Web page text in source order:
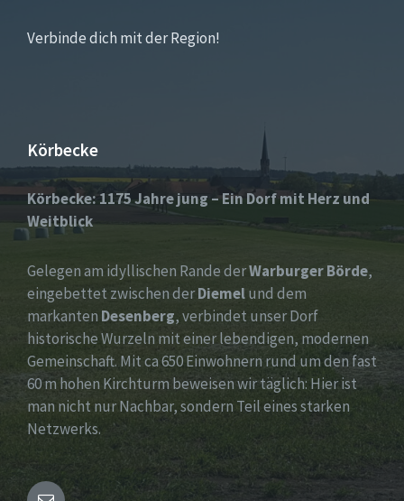
Verbinde dich mit der Region!
Körbecke
Körbecke: 1175 Jahre jung – Ein Dorf mit Herz und
Weitblick
Gelegen am idyllischen Rande derWarburger Börde,
eingebettet zwischen derDiemelund dem
markanten Desenberg, verbindet unser Dorf
historische Wurzeln mit einer lebendigen, modernen
Gemeinschaft. Mit ca 650 Einwohnern rund um den fast
60 m hohen Kirchturm beweisen wir täglich: Hier ist
man nicht nur Nachbar, sondern Teil eines starken
Netzwerks.